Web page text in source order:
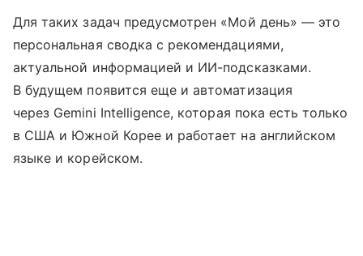
Для таких задач предусмотрен «Мой день» — это
персональная сводка с рекомендациями,
актуальной информацией и ИИ-подсказками.
В будущем появится еще и автоматизация
через Gemini Intelligence, которая пока есть только
в США и Южной Корее и работает на английском
языке и корейском.